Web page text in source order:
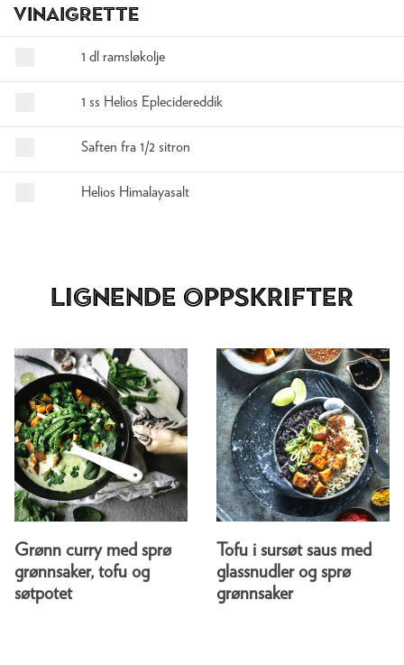
Vinaigrette
1 dl ramsløkolje
1 ss Helios Eplecidereddik
Saften fra 1/2 sitron
Helios Himalayasalt
Lignende oppskrifter
Grønn curry med sprø
grønnsaker, tofu og
søtpotet
Tofu i sursøt saus med
glassnudler og sprø
grønnsaker